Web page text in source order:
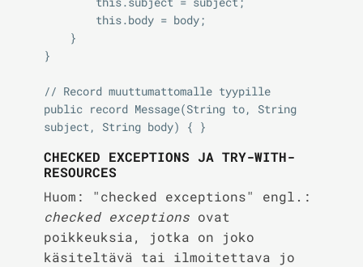
}
// Record muuttumattomalle tyypille
public record Message(String to, String
CHECKED EXCEPTIONS JA TRY-WITH-
RESOURCES
Huom: "checked exceptions" engl.:
checked exceptionsovat
poikkeuksia, jotka on joko
käsiteltävä tai ilmoitettava jo